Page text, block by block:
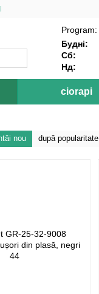
Program:
Будні:
Сб:
Нд:
ciorapi
nou după popularitate